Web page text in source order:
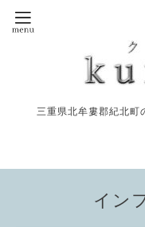
三重県北牟婁郡紀北町
イン